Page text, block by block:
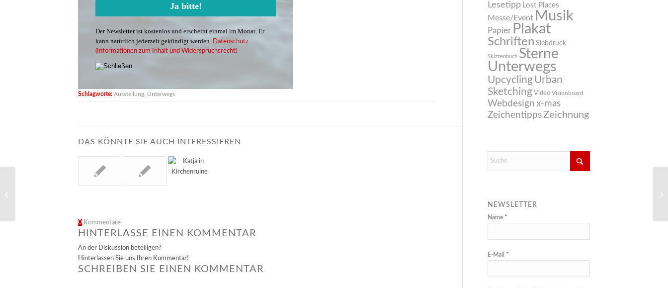
Der Newsletter ist kostenlos und erscheint einmal im Monat. Er
kann natürlich jederzeit gekündigt werden.
Datenschutz
(Informationen zum Inhalt und Widerspruchsrecht)
Schlagworte: Ausstellung Unterwegs
DAS KÖNNTE SIE AUCH INTERESSIEREN
0 Kommentare
HINTERLASSE EINEN KOMMENTAR
An der Diskussion beteiligen?
Hinterlassen Sie uns Ihren Kommentar!
SCHREIBEN SIE EINEN KOMMENTAR
Lesetipp Lost Places
Messe/Event Musik
Papier Plakat
Schriften Siebdruck
Skizzenbuch Sterne
Unterwegs
Upcycling Urban
Sketching Video Visionboard
Webdesign x-mas
ZeichentippsZeichnung
NEWSLETTER
Name *
E-Mail *